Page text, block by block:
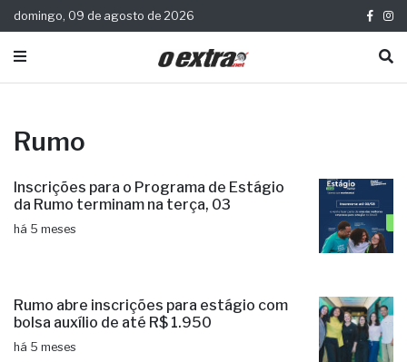
domingo, 09 de agosto de 2026
Rumo
Inscrições para o Programa de Estágio
da Rumo terminam na terça, 03
há 5 meses
Rumo abre inscrições para estágio com
bolsa auxílio de até R$ 1.950
há 5 meses